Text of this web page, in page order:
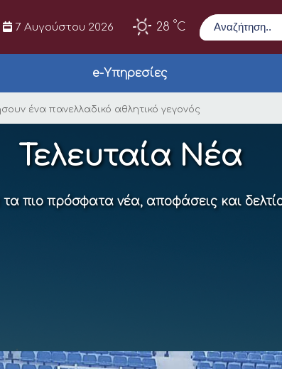
7 Αυγούστου 2026 28 °C
Αναζήτηση
e-Υπηρεσίες
να
ένα πανελλαδικό αθλητικό γεγονός
Τελευταία Νέα
πιο πρόσφατα νέα, αποφάσεις και